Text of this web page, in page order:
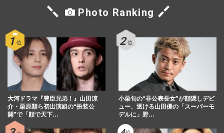
Photo Ranking
大河ドラマ『豊臣兄弟！』山田涼
介・栗原類ら初出演組の“扮装公
開”で「顔で天下…
小栗旬の“非公表長女”が顔隠しデビ
ュー、透ける山田優の「スーパーモ
デルに」野…